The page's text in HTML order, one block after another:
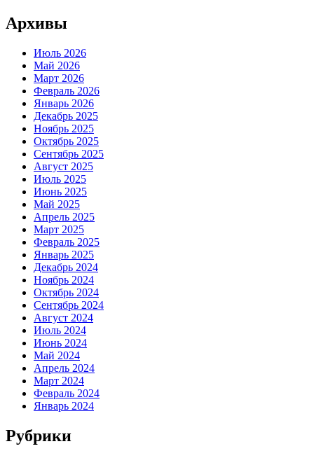
Архивы
Июль 2026
Май 2026
Март 2026
Февраль 2026
Январь 2026
Декабрь 2025
Ноябрь 2025
Октябрь 2025
Сентябрь 2025
Август 2025
Июль 2025
Июнь 2025
Май 2025
Апрель 2025
Март 2025
Февраль 2025
Январь 2025
Декабрь 2024
Ноябрь 2024
Октябрь 2024
Сентябрь 2024
Август 2024
Июль 2024
Июнь 2024
Май 2024
Апрель 2024
Март 2024
Февраль 2024
Январь 2024
Рубрики